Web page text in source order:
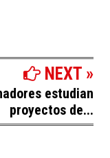
NEXT »
estudian
proyectos de...